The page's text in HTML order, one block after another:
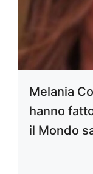
Melania
hanno
il Mondo